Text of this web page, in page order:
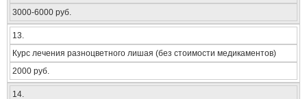
3000-6000 руб.
13.
Курс лечения разноцветного лишая (без стоимости медикаментов)
2000 руб.
14.